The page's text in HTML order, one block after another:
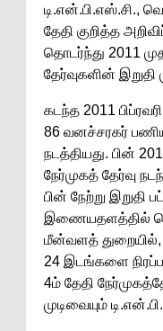
டி.என்.பி.எஸ்.சி.,
தேதி குறித்த
தொடர்ந்து 2011
தேர்வுகளின் இறுதி
கடந்த 2011
86 வனச்சரகர்
நடத்தியது. பின்
நேர்முகத் தேர்வு
பின் நேற்று இறுதி
இணையதளத்தில்
மீன்வளத் துறையில்,
24 இடங்களை நிரப்ப
4ம் தேதி
முடிவையும்